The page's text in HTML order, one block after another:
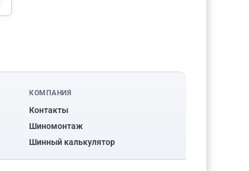
КОМПАНИЯ
Контакты
Шиномонтаж
Шинный калькулятор